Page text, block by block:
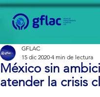
México sin
atender la crisis
GFLAC
15 dic 2020 4 min de lectura